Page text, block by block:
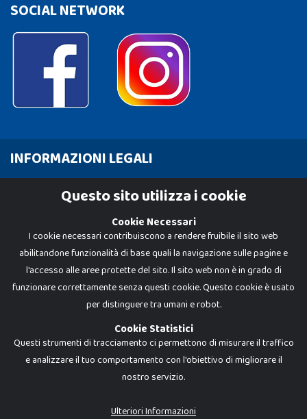
SOCIAL NETWORK
INFORMAZIONI LEGALI
Cookie Policy
Dadi e Mattoncini è un brand di Giocabene Srl. Ogni riproduzione o utilizzo non
I prezzi e le promozioni pubblicate potrebbero differire da quanto esposto in
Questo sito utilizza i cookie
Cookie Necessari
I cookie necessari contribuiscono a rendere fruibile il sito web
abilitandone funzionalità di base quali la navigazione sulle pagine e
l'accesso alle aree protette del sito. Il sito web non è in grado di
funzionare correttamente senza questi cookie. Questo cookie è usato
per distinguere tra umani e robot.
Cookie Statistici
Questi strumenti di tracciamento ci permettono di misurare il traffico
e analizzare il tuo comportamento con l'obiettivo di migliorare il
nostro servizio.
Ulteriori Informazioni